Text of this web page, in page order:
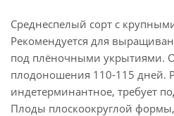
Среднеспелый сорт с
Рекомендуется для
под плёночными укрытиями.
плодоношения 110-115 дней.
индетерминантное, требует
Плоды плоскоокруглой